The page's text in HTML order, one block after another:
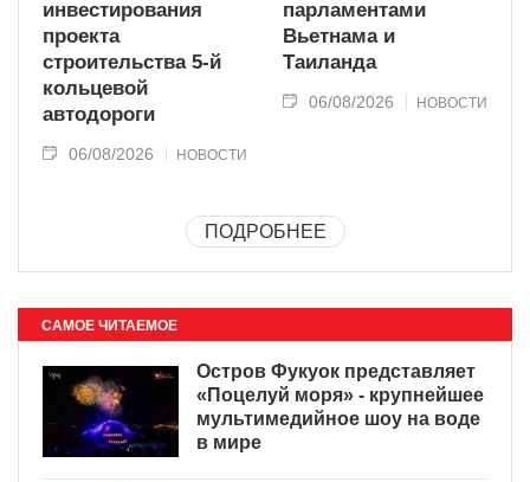
инвестирования
проекта
строительства 5-й
кольцевой
автодороги
06/08/2026 НОВОСТИ
парламентами
Вьетнама и
Таиланда
06/08/2026 НОВОСТИ
ПОДРОБНЕЕ
САМОЕ ЧИТАЕМОЕ
Остров Фукуок представляет
«Поцелуй моря» - крупнейшее
мультимедийное шоу на воде
в мире